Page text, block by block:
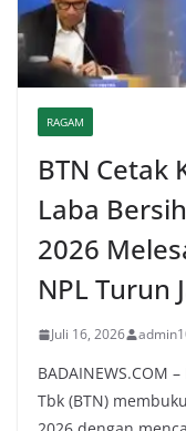
RAGAM
BTN Cetak
Laba
2026
NPL Turun
Juli 16, 2026
BADAINEWS.COM
Tbk (BTN)